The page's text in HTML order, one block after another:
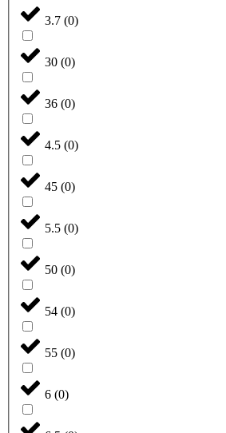
3.7 (0)
30 (0)
36 (0)
4.5 (0)
45 (0)
5.5 (0)
50 (0)
54 (0)
55 (0)
6 (0)